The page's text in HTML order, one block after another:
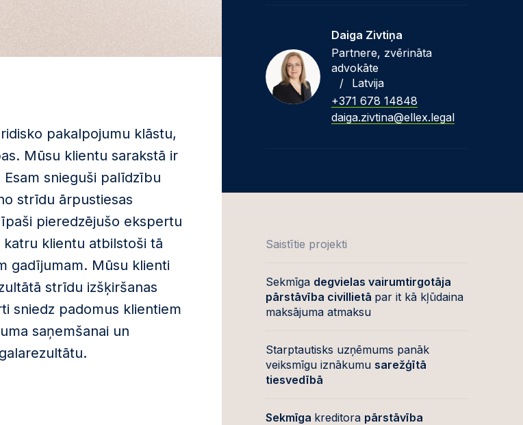
pakalpojumu klāstu,
Mūsu klientu sarakstā ir
snieguši palīdzību
strīdu ārpustiesas
pieredzējušo ekspertu
klientu atbilstoši tā
gadījumam. Mūsu klienti
strīdu izšķiršanas
sniedz padomus klientiem
saņemšanai un
Daiga Zivtiņa
Partnere, zvērināta
advokāte
/
Latvija
+371 678 14848
daiga.zivtina@ellex.legal
Saistītie projekti
Sekmīga degvielas vairumtirgotāja
pārstāvība civillietā par it kā kļūdaina
maksājuma atmaksu
Starptautisks uzņēmums panāk
veiksmīgu iznākumu sarežģītā
tiesvedībā
Sekmīga kreditora pārstāvība